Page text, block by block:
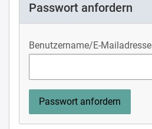
Passwort anfordern
Benutzername/E-Mailadresse